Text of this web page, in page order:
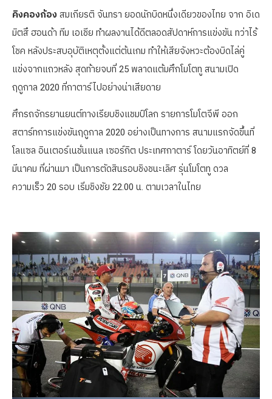
คิงคองก้อง สมเกียรติ จันทรา ยอดนักบิดหนึ่งเดียวของไทย จาก อิเด
มิตสึ ฮอนด้า ทีม เอเชีย ทำผลงานได้ดีตลอดสัปดาห์การแข่งขัน ทว่าไร้
โชค หลังประสบอุบัติเหตุตั้งแต่ต้นเกม ทำให้เสียจังหวะต้องบิดไล่คู่
แข่งจากแถวหลัง สุดท้ายจบที่ 25 พลาดแต้มศึกโมโตทู สนามเปิด
ฤดูกาล 2020 ที่กาตาร์ไปอย่างน่าเสียดาย
ศึกรถจักรยานยนต์ทางเรียบชิงแชมป์โลก รายการโมโตจีพี ออก
สตาร์ทการแข่งขันฤดูกาล 2020 อย่างเป็นทางการ สนามแรกจัดขึ้นที่
โลแซล อินเตอร์เนชั่นแนล เซอร์กิต ประเทศกาตาร์ โดยวันอาทิตย์ที่ 8
มีนาคม ที่ผ่านมา เป็นการตัดสินรอบชิงชนะเลิศ รุ่นโมโตทู ดวล
ความเร็ว 20 รอบ เริ่มชิงชัย 22.00 น. ตามเวลาในไทย